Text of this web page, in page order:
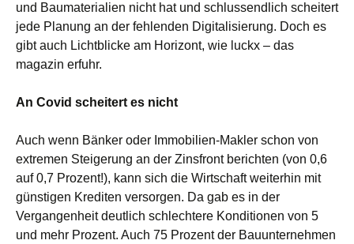
und Baumaterialien nicht hat und schlussendlich scheitert
jede Planung an der fehlenden Digitalisierung. Doch es
gibt auch Lichtblicke am Horizont, wie luckx – das
magazin erfuhr.
An Covid scheitert es nicht
Auch wenn Bänker oder Immobilien-Makler schon von
extremen Steigerung an der Zinsfront berichten (von 0,6
auf 0,7 Prozent!), kann sich die Wirtschaft weiterhin mit
günstigen Krediten versorgen. Da gab es in der
Vergangenheit deutlich schlechtere Konditionen von 5
und mehr Prozent. Auch 75 Prozent der Bauunternehmen